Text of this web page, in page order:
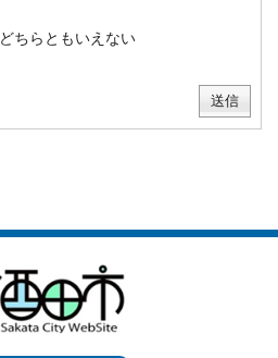
どちらともいえない